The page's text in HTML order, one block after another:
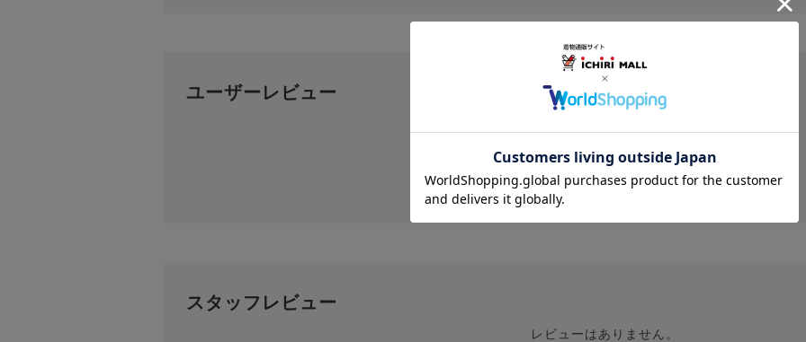
ユーザーレビュー
スタッフレビュー
レビューはありません。